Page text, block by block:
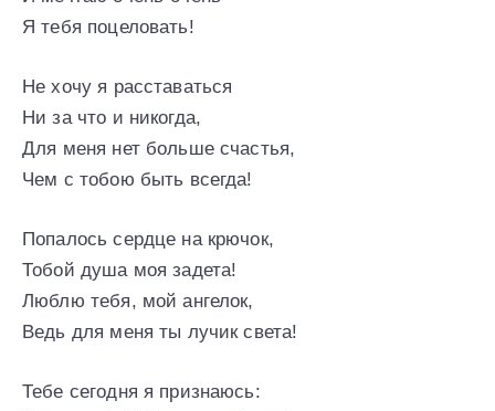
Я тебя поцеловать!
Не хочу я расставаться
Ни за что и никогда,
Для меня нет больше счастья,
Чем с тобою быть всегда!
Попалось сердце на крючок,
Тобой душа моя задета!
Люблю тебя, мой ангелок,
Ведь для меня ты лучик света!
Тебе сегодня я признаюсь: